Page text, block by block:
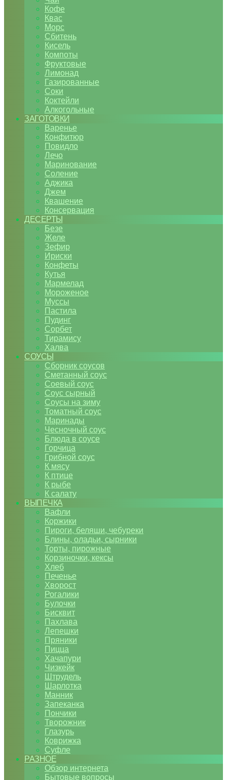
Кофе
Квас
Морс
Сбитень
Кисель
Компоты
Фруктовые
Лимонад
Газированные
Соки
Коктейли
Алкогольные
ЗАГОТОВКИ
Варенье
Конфитюр
Повидло
Лечо
Маринование
Соление
Аджика
Джем
Квашение
Консервация
ДЕСЕРТЫ
Безе
Желе
Зефир
Ириски
Конфеты
Кутья
Мармелад
Мороженое
Муссы
Пастила
Пудинг
Сорбет
Тирамису
Халва
СОУСЫ
Сборник соусов
Сметанный соус
Соевый соус
Соус сырный
Соусы на зиму
Томатный соус
Маринады
Чесночный соус
Блюда в соусе
Горчица
Грибной соус
К мясу
К птице
К рыбе
К салату
ВЫПЕЧКА
Вафли
Коржики
Пироги, беляши, чебуреки
Блины, оладьи, сырники
Торты, пирожные
Корзиночки, кексы
Хлеб
Печенье
Хворост
Рогалики
Булочки
Бисквит
Пахлава
Лепешки
Пряники
Пицца
Хачапури
Чизкейк
Штрудель
Шарлотка
Манник
Запеканка
Пончики
Творожник
Глазурь
Коврижка
Суфле
РАЗНОЕ
Обзор интернета
Бытовые вопросы